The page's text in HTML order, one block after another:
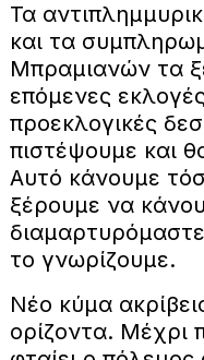
Τα
και τα
Μπραμιανών τα
επόμενες
προεκλογικές
πιστέψουμε και
Αυτό κάνουμε
ξέρουμε να
το γνωρίζουμε.
Νέο κύμα
ορίζοντα. Μέχρι